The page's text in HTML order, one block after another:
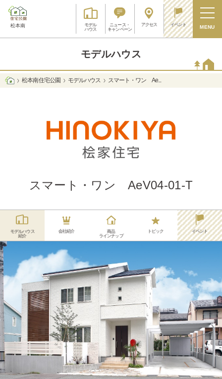
松本南
モデル
ハウス
ニュース・
キャンペーン
アクセス イベント MENU
モデルハウス
松本南 住宅公園 モデルハウス スマート・ワン Ae...
スマート・ワン AeV04-01-T
モデルハウス
紹介
会社紹介
商品
ラインナップ
トピック イベント